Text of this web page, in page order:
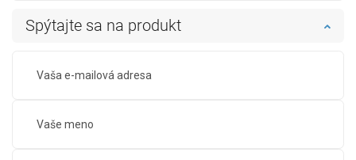
Spýtajte sa na produkt